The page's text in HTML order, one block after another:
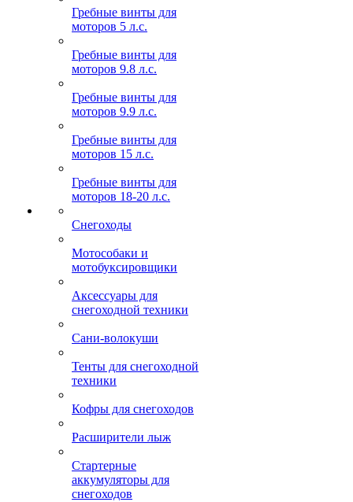
Гребные винты для
моторов 5 л.с.
Гребные винты для
моторов 9.8 л.с.
Гребные винты для
моторов 9.9 л.с.
Гребные винты для
моторов 15 л.с.
Гребные винты для
моторов 18-20 л.с.
Снегоходы
Мотособаки и
мотобуксировщики
Аксессуары для
снегоходной техники
Сани-волокуши
Тенты для снегоходной
техники
Кофры для снегоходов
Расширители лыж
Стартерные
аккумуляторы для
снегоходов